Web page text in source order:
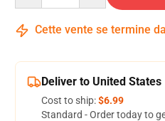
Cette vente se termine
Deliver to United States
Cost to ship:$6.99
Standard - Order today to